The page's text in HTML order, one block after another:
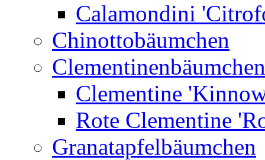
Calamondini
Chinottobäumchen
Clementinenbäumchen
Clementine
Rote Clementine
Granatapfelbäumchen